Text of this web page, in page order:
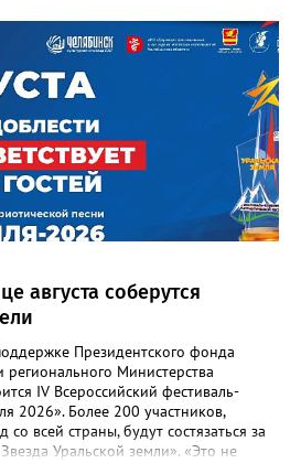
управляющие компании
меры для предотвращения
тепловой сети
взаимодействие с
ЕДДС и иными службами»,
управления ГЖИ Ирина
рекомендовали в
должны действовать слаженно. И
со всеми
тепла до конечных
августа соберутся
Президентского фонда
Министерства
IV Всероссийский фестиваль-
2026». Более 200 участников,
всей страны, будут состязаться за
Уральской земли». «Это не